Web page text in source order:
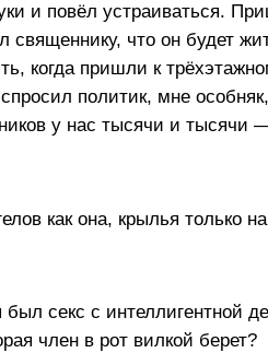
и повёл устраиваться.
священнику, что он будет
когда пришли к
политик, мне
у нас тысячи и тысячи
как она, крылья только
секс с интеллигентной
член в рот вилкой берет?